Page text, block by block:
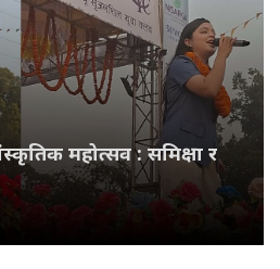
महोत्सव : समिक्षा र